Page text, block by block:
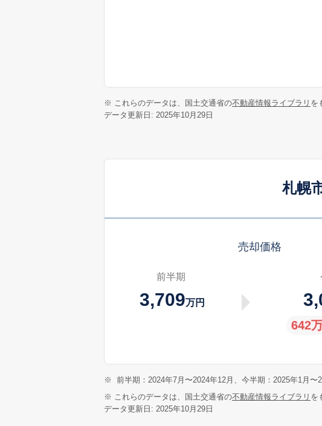
※ これらのデータは、国土交通省の不動産情報ライブラリ を
データ更新日: 2025年10月29日
札幌
売却価格
前半期
3,709万円
642
※
前半期：2024年7月〜2024年12月、今半期：2025年1月〜
※ これらのデータは、国土交通省の不動産情報ライブラリ を
データ更新日: 2025年10月29日